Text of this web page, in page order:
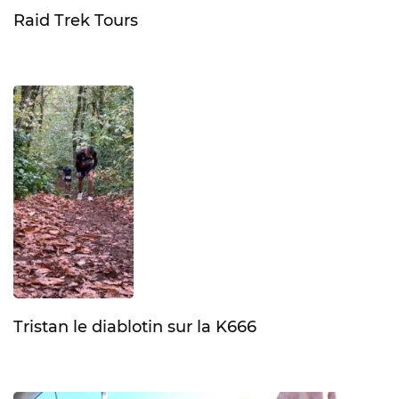
Raid Trek Tours
Tristan le diablotin sur la K666